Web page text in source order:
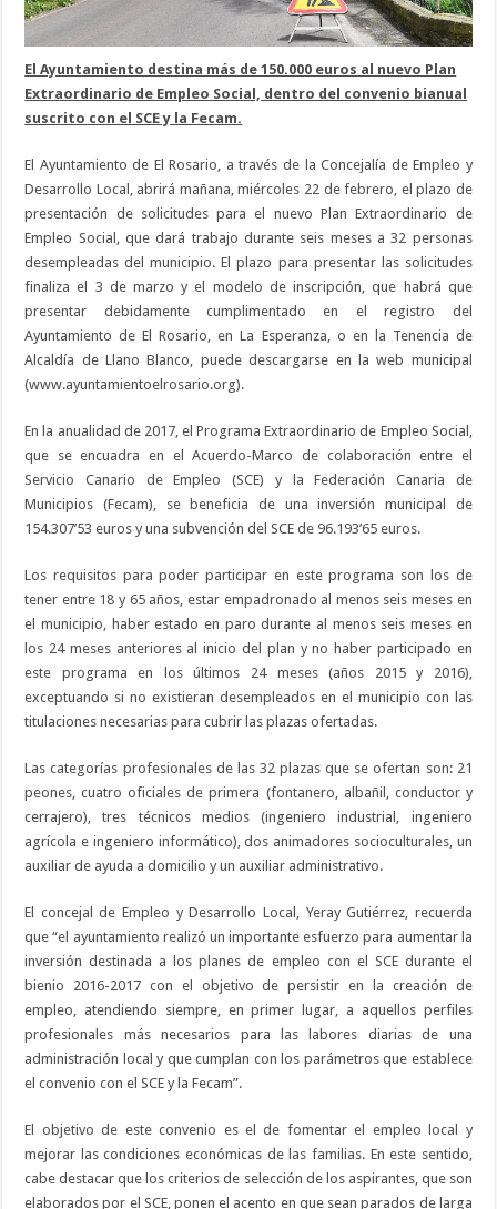
El Ayuntamiento destina más de 150.000 euros al nuevo Plan
Extraordinario de Empleo Social, dentro del convenio bianual
suscrito con el SCE y la Fecam.
El Ayuntamiento de El Rosario, a través de la Concejalía de Empleo y
Desarrollo Local, abrirá mañana, miércoles 22 de febrero, el plazo de
presentación de solicitudes para el nuevo Plan Extraordinario de
Empleo Social, que dará trabajo durante seis meses a 32 personas
desempleadas del municipio. El plazo para presentar las solicitudes
finaliza el 3 de marzo y el modelo de inscripción, que habrá que
presentar debidamente cumplimentado en el registro del
Ayuntamiento de El Rosario, en La Esperanza, o en la Tenencia de
Alcaldía de Llano Blanco, puede descargarse en la web municipal
(www.ayuntamientoelrosario.org).
En la anualidad de 2017, el Programa Extraordinario de Empleo Social,
que se encuadra en el Acuerdo-Marco de colaboración entre el
Servicio Canario de Empleo (SCE) y la Federación Canaria de
Municipios (Fecam), se beneficia de una inversión municipal de
154.307’53 euros y una subvención del SCE de 96.193’65 euros.
Los requisitos para poder participar en este programa son los de
tener entre 18 y 65 años, estar empadronado al menos seis meses en
el municipio, haber estado en paro durante al menos seis meses en
los 24 meses anteriores al inicio del plan y no haber participado en
este programa en los últimos 24 meses (años 2015 y 2016),
exceptuando si no existieran desempleados en el municipio con las
titulaciones necesarias para cubrir las plazas ofertadas.
Las categorías profesionales de las 32 plazas que se ofertan son: 21
peones, cuatro oficiales de primera (fontanero, albañil, conductor y
cerrajero), tres técnicos medios (ingeniero industrial, ingeniero
agrícola e ingeniero informático), dos animadores socioculturales, un
auxiliar de ayuda a domicilio y un auxiliar administrativo.
El concejal de Empleo y Desarrollo Local, Yeray Gutiérrez, recuerda
que “el ayuntamiento realizó un importante esfuerzo para aumentar la
inversión destinada a los planes de empleo con el SCE durante el
bienio 2016-2017 con el objetivo de persistir en la creación de
empleo, atendiendo siempre, en primer lugar, a aquellos perfiles
profesionales más necesarios para las labores diarias de una
administración local y que cumplan con los parámetros que establece
el convenio con el SCE y la Fecam”.
El objetivo de este convenio es el de fomentar el empleo local y
mejorar las condiciones económicas de las familias. En este sentido,
cabe destacar que los criterios de selección de los aspirantes, que son
elaborados por el SCE, ponen el acento en que sean parados de larga